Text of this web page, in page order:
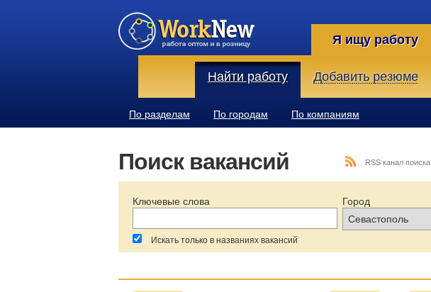
Я ищу работу
Найти работу Добавить резюме
По разделам По городам По компаниям
Поиск вакансий
Ключевые слова Город
Искать только в названиях вакансий
RSS канал поиска